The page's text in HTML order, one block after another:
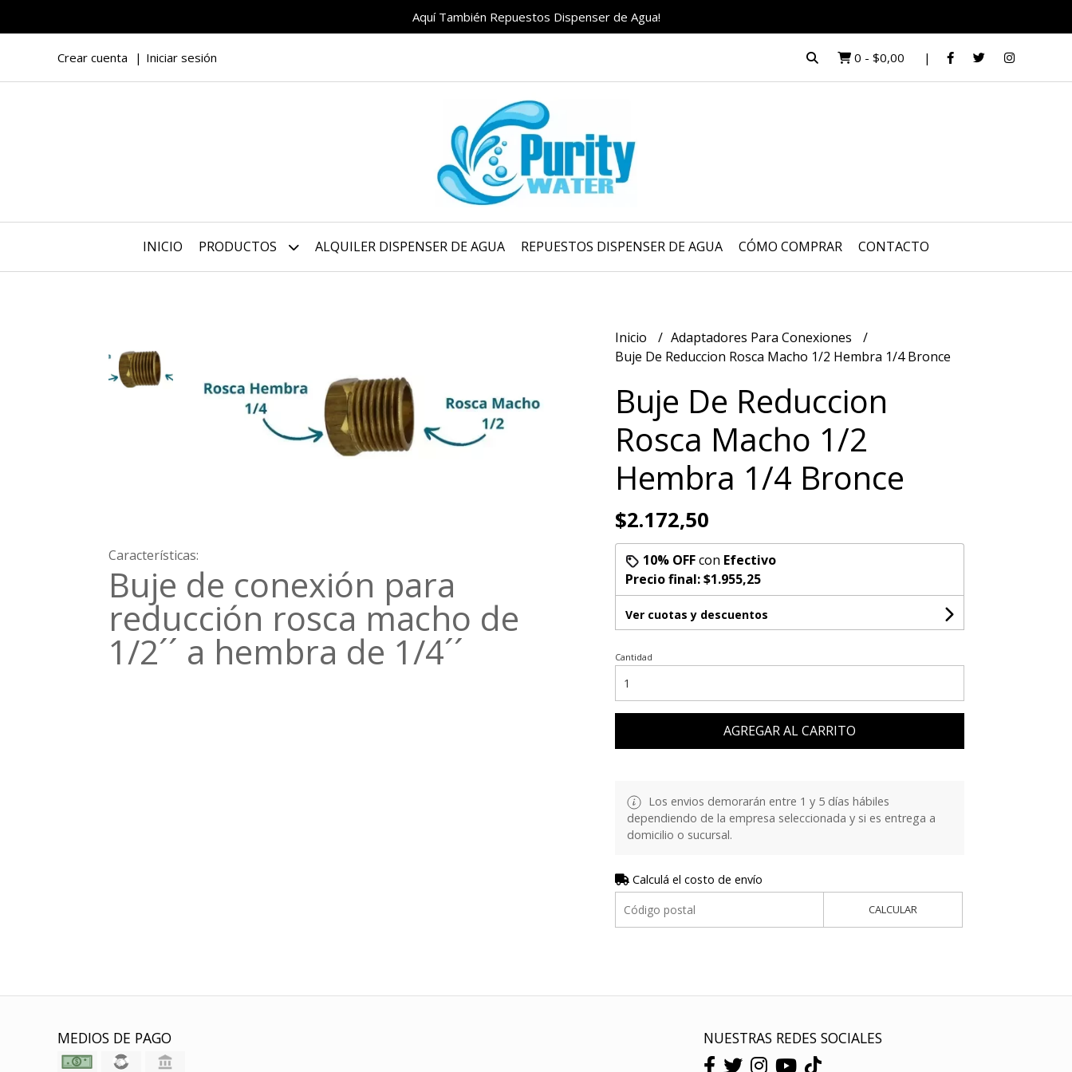
Aquí También Repuestos Dispenser de Agua!
Crear cuenta Iniciar sesión 0 - $0,00
INICIO PRODUCTOS ALQUILER DISPENSER DE AGUA REPUESTOS DISPENSER DE AGUA CÓMO COMPRAR CONTACTO
Características:
Buje de conexión para
reducción rosca macho de
1/2´´ a hembra de 1/4´´
Inicio
Adaptadores Para Conexiones
Buje De Reduccion Rosca Macho 1/2 Hembra 1/4 Bronce
Buje De Reduccion
Rosca Macho 1/2
Hembra 1/4 Bronce
$2.172,50
10% OFFcon Efectivo
Precio final:$1.955,25
Ver cuotas y descuentos
Cantidad
AGREGAR AL CARRITO
Los envios demorarán entre 1 y 5 días hábiles
dependiendo de la empresa seleccionada y si es entrega a
domicilio o sucursal.
Calculá el costo de envío
CALCULAR
MEDIOS DE PAGO NUESTRAS REDES SOCIALES